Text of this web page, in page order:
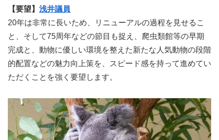
【要望】 浅井議員
20年は非常に長いため、リニューアルの過程を見せるこ
と、そして75周年などの節目も捉え、爬虫類館等の早期
完成と、動物に優しい環境を整えた新たな人気動物の段階
的配置などの魅力向上策を、スピード感を持って進めてい
ただくことを強く要望します。